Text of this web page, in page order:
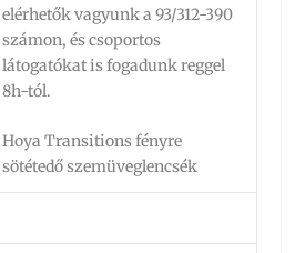
elérhetők vagyunk a 93/312-390
számon, és csoportos
látogatókat is fogadunk reggel
8h-tól.
Hoya Transitions fényre
sötétedő szemüveglencsék